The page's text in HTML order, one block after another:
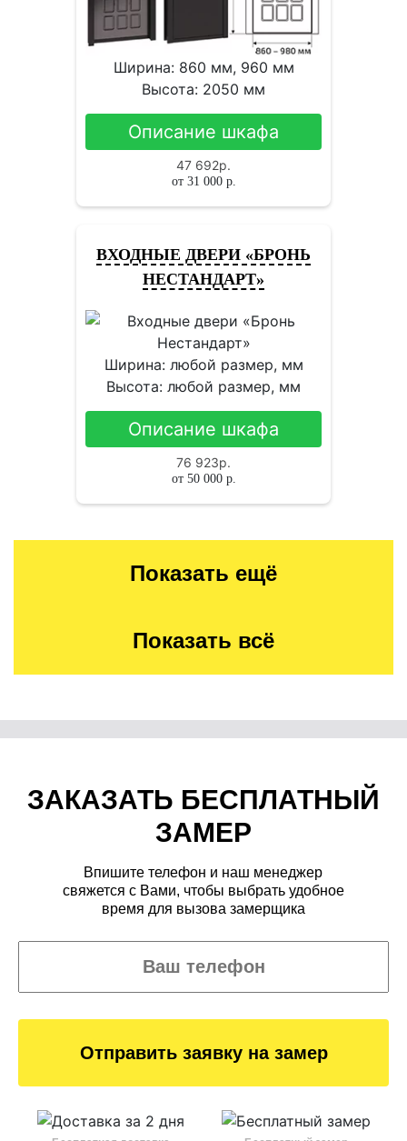
Ширина: 860 мм, 960 мм
Высота: 2050 мм
Описание шкафа
47 692р.
от 31 000р.
ВХОДНЫЕ ДВЕРИ «БРОНЬ
НЕСТАНДАРТ»
Ширина: любой размер, мм
Высота: любой размер, мм
Описание шкафа
76 923р.
от 50 000р.
Показать ещё
Показать всё
ЗАКАЗАТЬ БЕСПЛАТНЫЙ
ЗАМЕР
Впишите телефон и наш менеджер
свяжется с Вами, чтобы выбрать удобное
время для вызова замерщика
Отправить заявку на замер